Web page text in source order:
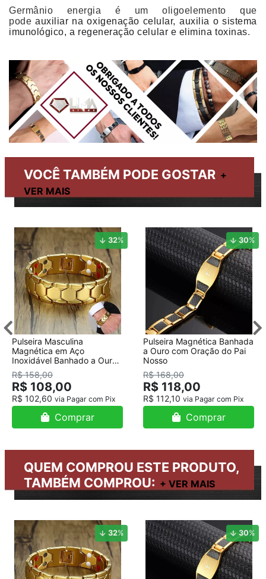
Germânio energia é um oligoelemento que
podeauxiliar na oxigenação celular, auxilia o sistema
imunológico, a regeneração celular e elimina toxinas.
VOCÊ TAMBÉM PODE GOSTAR
32%
Pulseira Masculina
Magnética em Aço
Inoxidável Banhado a Ouro
18K
R$ 158,00
R$ 108,00
R$ 102,60 via Pagar com Pix
Comprar
30%
Pulseira Magnética Banhada
a Ouro com Oração do Pai
Nosso
R$ 168,00
R$ 118,00
R$ 112,10 via Pagar com Pix
Comprar
QUEM COMPROU ESTE PRODUTO,
TAMBÉM COMPROU:
32% 30%